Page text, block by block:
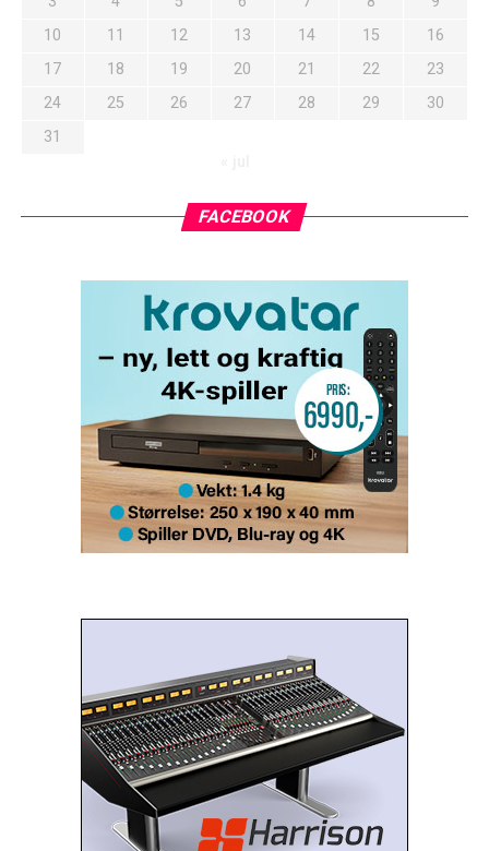
10
11 12 13 14 15
16
17
18 19 20 21 22
23
24
25 26 27 28 29
30
31
FACEBOOK